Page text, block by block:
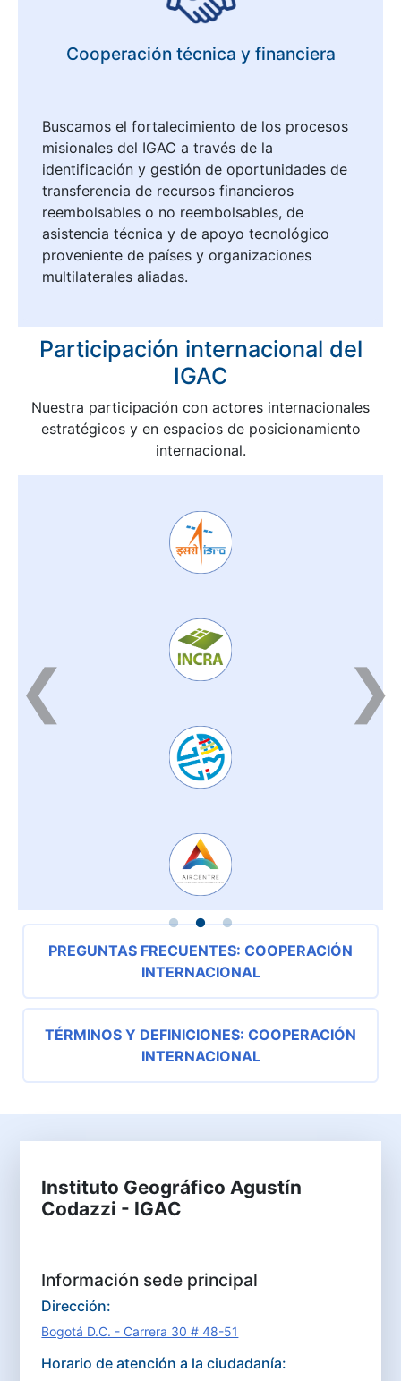
Cooperación técnica y financiera
Buscamos el fortalecimiento de los procesos
misionales del IGAC a través de la
identificación y gestión de oportunidades de
transferencia de recursos financieros
reembolsables o no reembolsables, de
asistencia técnica y de apoyo tecnológico
proveniente de países y organizaciones
multilaterales aliadas.
Participación internacional del
IGAC
Nuestra participación con actores internacionales
estratégicos y en espacios de posicionamiento
internacional.
PREGUNTAS FRECUENTES: COOPERACIÓN
INTERNACIONAL
TÉRMINOS Y DEFINICIONES: COOPERACIÓN
INTERNACIONAL
Instituto Geográfico Agustín
Codazzi - IGAC
Información sede principal
Dirección:
Bogotá D.C. - Carrera 30 # 48-51
Horario de atención a la ciudadanía: